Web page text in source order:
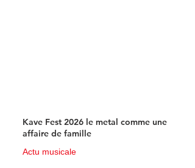
Kave Fest 2026 le metal comme une
affaire de famille
Actu musicale